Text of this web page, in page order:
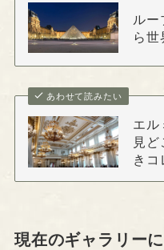
ル
ら世
あわせて読みたい
エル
見
きコ
現在のギャラリー